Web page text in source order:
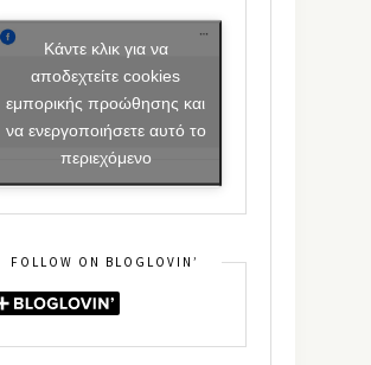
Κάντε κλικ για να
αποδεχτείτε cookies
εμπορικής προώθησης και
να ενεργοποιήσετε αυτό το
περιεχόμενο
FOLLOW ON BLOGLOVIN’